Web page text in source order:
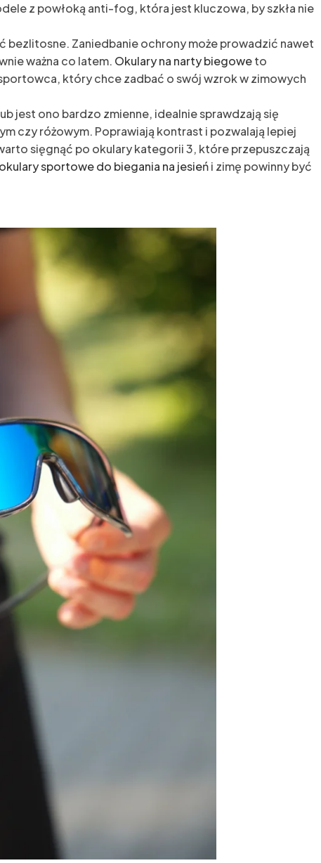
z powłoką anti-fog, która jest kluczowa, by szkła nie
bezlitosne. Zaniedbanie ochrony może prowadzić nawet
ważna co latem. Okulary na narty biegoweto
który chce zadbać o swój wzrok w zimowych
jest ono bardzo zmienne, idealnie sprawdzają się
czy różowym. Poprawiają kontrast i pozwalają lepiej
sięgnąć po okulary kategorii 3, które przepuszczają
okulary sportowe do biegania na jesieńi zimę powinny być